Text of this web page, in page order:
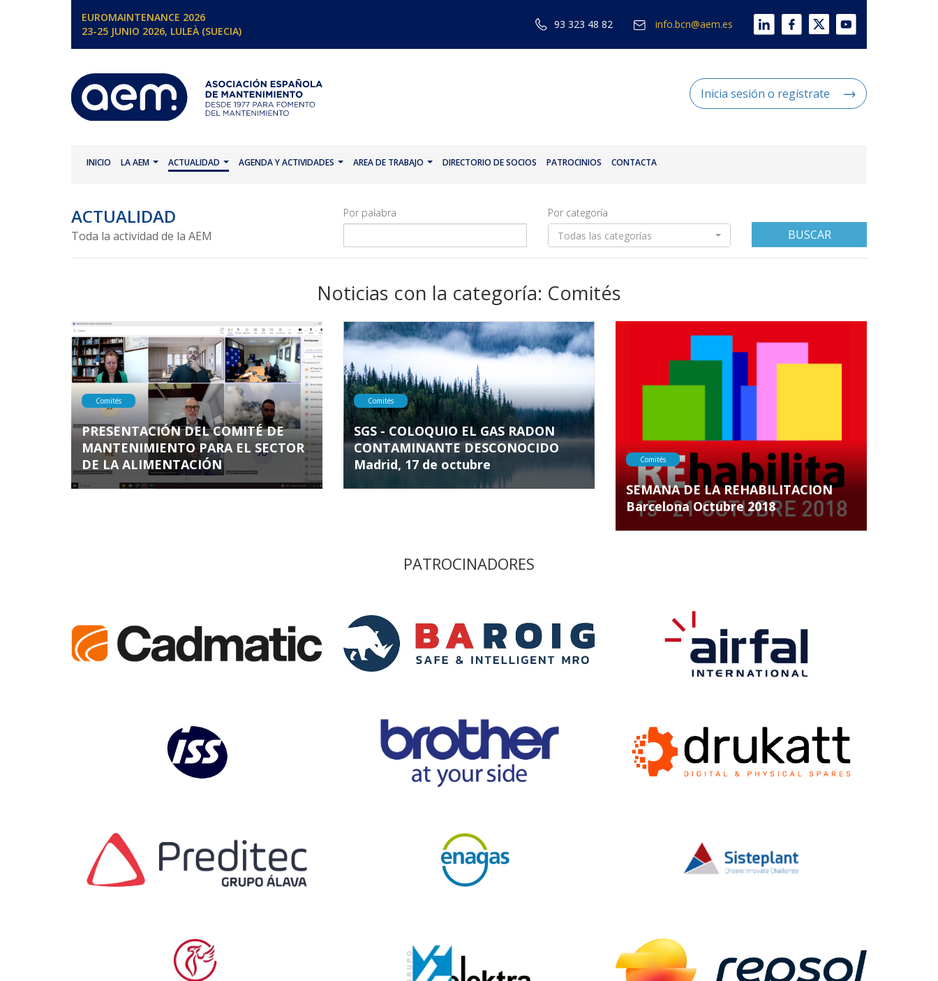
EUROMAINTENANCE 2026
23-25 JUNIO 2026, LULEÀ (SUECIA)
93 323 48 82 info.bcn@aem.es
Inicia sesión o regístrate
INICIO LA AEM ACTUALIDAD AGENDA Y ACTIVIDADES AREA DE TRABAJO DIRECTORIO DE SOCIOS PATROCINIOS CONTACTA
ACTUALIDAD
Toda la actividad de la AEM
Por palabra
Por categoría
Todas las categorías
BUSCAR
Noticias con la categoría: Comités
Comités
PRESENTACIÓN DEL COMITÉ DE
MANTENIMIENTO PARA EL SECTOR
DE LA ALIMENTACIÓN
Comités
SGS - COLOQUIO EL GAS RADON
CONTAMINANTE DESCONOCIDO
Madrid, 17 de octubre
Comités
SEMANA DE LA REHABILITACION
Barcelona Octubre 2018
PATROCINADORES